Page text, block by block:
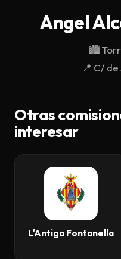
Angel
🏙️
📍 C/ de
Otras
interesar
L'Antiga Fontanella